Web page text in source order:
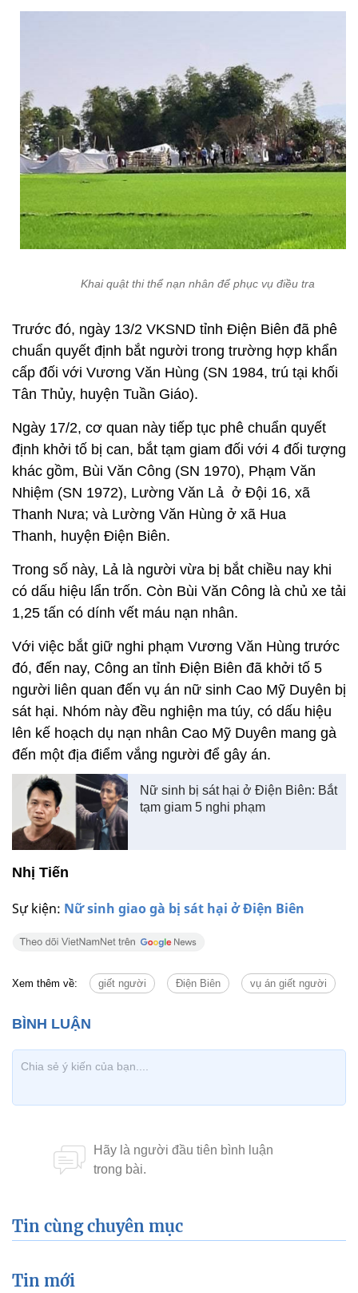
Sự kiện: Nữ sinh giao gà bị sát hại ở Điện Biên
Khai quật thi thể nạn nhân để phục vụ điều tra
Trước đó, ngày 13/2 VKSND tỉnh Điện Biên đã phê
chuẩn quyết định bắt người trong trường hợp khẩn
cấp đối với Vương Văn Hùng (SN 1984, trú tại khối
Tân Thủy, huyện Tuần Giáo).
Ngày 17/2, cơ quan này tiếp tục phê chuẩn quyết
định khởi tố bị can, bắt tạm giam đối với 4 đối tượng
khác gồm, Bùi Văn Công (SN 1970), Phạm Văn
Nhiệm (SN 1972), Lường Văn Lả ở Đội 16, xã
Thanh Nưa; và Lường Văn Hùng ở xã Hua
Thanh, huyện Điện Biên.
Trong số này, Lả là người vừa bị bắt chiều nay khi
có dấu hiệu lẩn trốn. Còn Bùi Văn Công là chủ xe tải
1,25 tấn có dính vết máu nạn nhân.
Với việc bắt giữ nghi phạm Vương Văn Hùng trước
đó, đến nay, Công an tỉnh Điện Biên đã khởi tố 5
người liên quan đến vụ án nữ sinh Cao Mỹ Duyên bị
sát hại. Nhóm này đều nghiện ma túy, có dấu hiệu
lên kế hoạch dụ nạn nhân Cao Mỹ Duyên mang gà
đến một địa điểm vắng người để gây án.
Nữ sinh bị sát hại ở Điện Biên: Bắt
tạm giam 5 nghi phạm
Nhị Tiến
Xem thêm về: giết người Điện Biên vụ án giết người
Tin cùng chuyên mục
Tin mới